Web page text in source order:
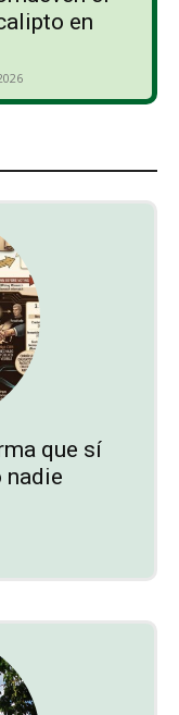
en
que sí
nadie